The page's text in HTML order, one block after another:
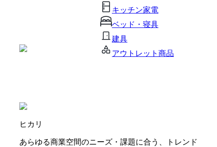
キッチン家電
ベッド・寝具
建具
アウトレット商品
ヒカリ
あらゆる商業空間のニーズ・課題に合う、トレンド